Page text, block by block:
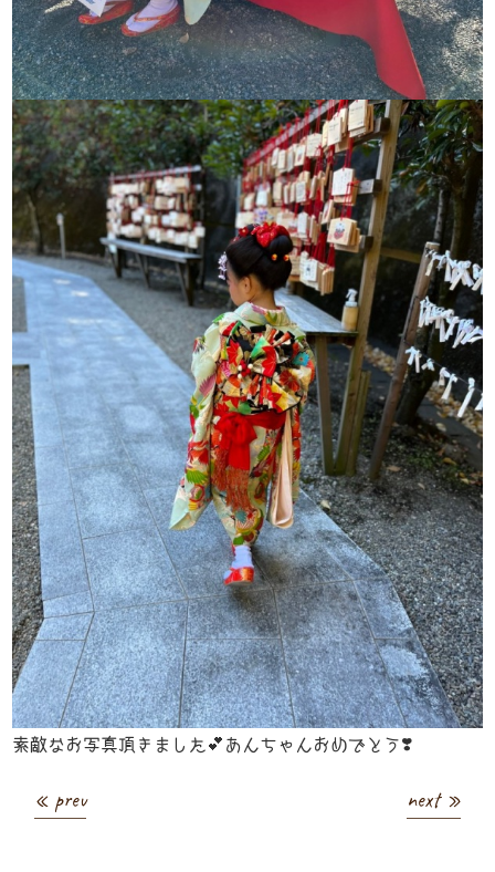
素敵なお写真頂きました💕あんちゃんおめでとう❣️
« prev next »